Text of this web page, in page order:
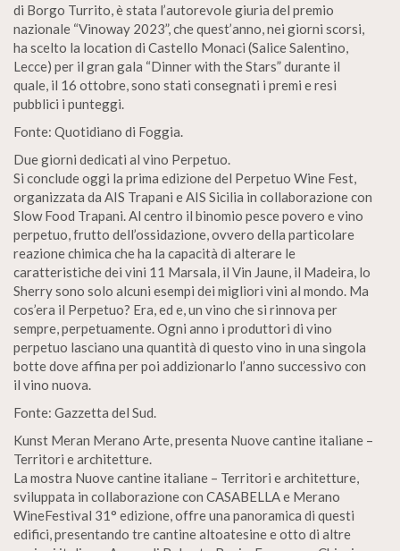
di Borgo Turrito, è stata l’autorevole giuria del premio
nazionale “Vinoway 2023”, che quest’anno, nei giorni scorsi,
ha scelto la location di Castello Monaci (Salice Salentino,
Lecce) per il gran gala “Dinner with the Stars” durante il
quale, il 16 ottobre, sono stati consegnati i premi e resi
pubblici i punteggi.
Fonte: Quotidiano di Foggia.
Due giorni dedicati al vino Perpetuo.
Si conclude oggi la prima edizione del Perpetuo Wine Fest,
organizzata da AIS Trapani e AIS Sicilia in collaborazione con
Slow Food Trapani. Al centro il binomio pesce povero e vino
perpetuo, frutto dell’ossidazione, ovvero della particolare
reazione chimica che ha la capacità di alterare le
caratteristiche dei vini 11 Marsala, il Vin Jaune, il Madeira, lo
Sherry sono solo alcuni esempi dei migliori vini al mondo. Ma
cos’era il Perpetuo? Era, ed e, un vino che si rinnova per
sempre, perpetuamente. Ogni anno i produttori di vino
perpetuo lasciano una quantità di questo vino in una singola
botte dove affina per poi addizionarlo l’anno successivo con
il vino nuova.
Fonte: Gazzetta del Sud.
Kunst Meran Merano Arte, presenta Nuove cantine italiane –
Territori e architetture.
La mostra Nuove cantine italiane – Territori e architetture,
sviluppata in collaborazione con CASABELLA e Merano
WineFestival 31° edizione, offre una panoramica di questi
edifici, presentando tre cantine altoatesine e otto di altre